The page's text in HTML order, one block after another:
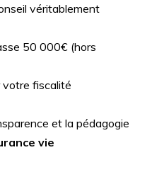
véritablement
50 000€ (hors
votre fiscalité
et la pédagogie
vie